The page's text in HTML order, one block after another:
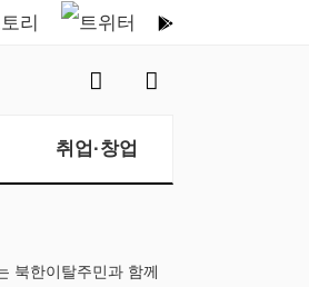
취업·창업
북한이탈주민과 함께